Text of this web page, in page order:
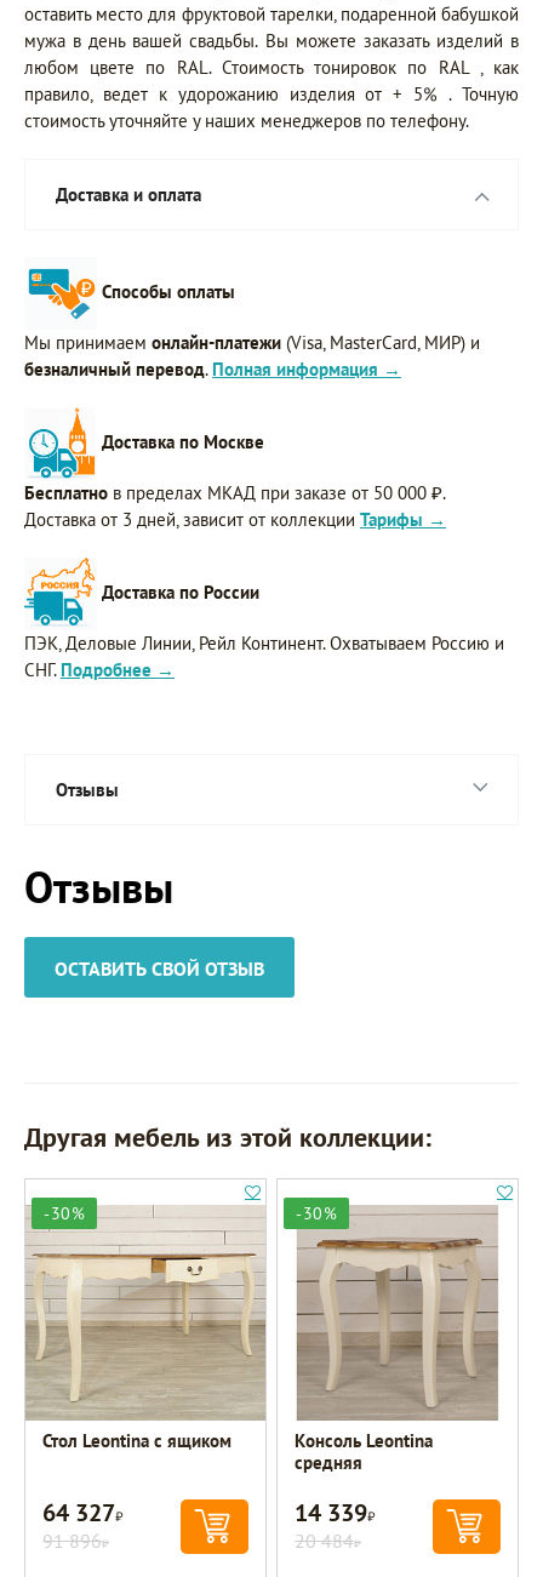
оставить место для фруктовой тарелки, подаренной бабушкой
мужа в день вашей свадьбы. Вы можете заказать изделий в
любом цвете по RAL. Стоимость тонировок по RAL , как
правило, ведет к удорожанию изделия от + 5% . Точную
стоимость уточняйте у наших менеджеров по телефону.
Доставка и оплата
Способы оплаты
Мы принимаем онлайн-платежи (Visa, MasterCard, МИР) и
безналичный перевод. Полная информация →
Доставка по Москве
Бесплатно в пределах МКАД при заказе от 50 000 ₽.
Доставка от 3 дней, зависит от коллекции Тарифы →
Доставка по России
ПЭК, Деловые Линии, Рейл Континент. Охватываем Россию и
СНГ. Подробнее →
Отзывы
Отзывы
ОСТАВИТЬ СВОЙ ОТЗЫВ
Другая мебель из этой коллекции:
-30%
Стол Leontina с ящиком
64 327Р
91 896Р
-30%
Консоль Leontina
средняя
14 339Р
20 484Р